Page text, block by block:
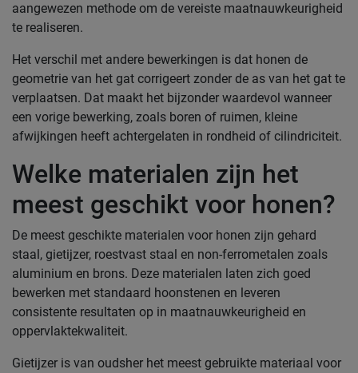
aangewezen methode om de vereiste maatnauwkeurigheid
te realiseren.
Het verschil met andere bewerkingen is dat honen de
geometrie van het gat corrigeert zonder de as van het gat te
verplaatsen. Dat maakt het bijzonder waardevol wanneer
een vorige bewerking, zoals boren of ruimen, kleine
afwijkingen heeft achtergelaten in rondheid of cilindriciteit.
Welke materialen zijn het
meest geschikt voor honen?
De meest geschikte materialen voor honen zijn gehard
staal, gietijzer, roestvast staal en non-ferrometalen zoals
aluminium en brons. Deze materialen laten zich goed
bewerken met standaard hoonstenen en leveren
consistente resultaten op in maatnauwkeurigheid en
oppervlaktekwaliteit.
Gietijzer is van oudsher het meest gebruikte materiaal voor